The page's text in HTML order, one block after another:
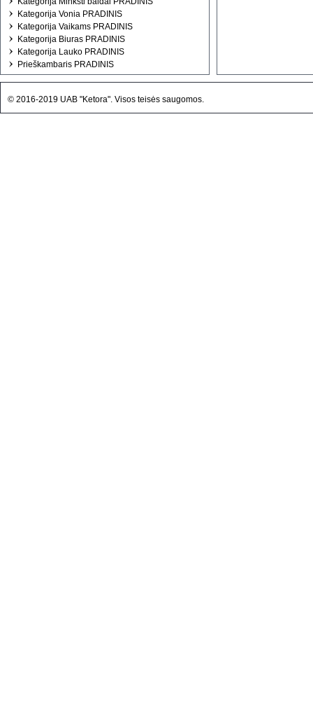
Kategorija Vonia PRADINIS
Kategorija Vaikams PRADINIS
Kategorija Biuras PRADINIS
Kategorija Lauko PRADINIS
Prieškambaris PRADINIS
© 2016-2019 UAB "Ketora". Visos teisės saugomos.